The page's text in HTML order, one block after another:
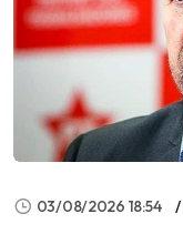
03/08/2026 18:54